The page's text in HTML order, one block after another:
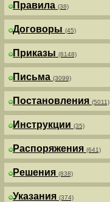
Правила (38)
Договоры (45)
Приказы (8148)
Письма (3099)
Постановления (5011)
Инструкции (35)
Распоряжения (641)
Решения (838)
Указания (374)